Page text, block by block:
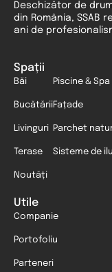
Deschizător de
din România, SSAB
ani de
Spații
Băi
Bucătării
Livinguri
Terase
Noutăți
Piscine & Spa
Fațade
Parchet
Sisteme de
Utile
Companie
Portofoliu
Parteneri